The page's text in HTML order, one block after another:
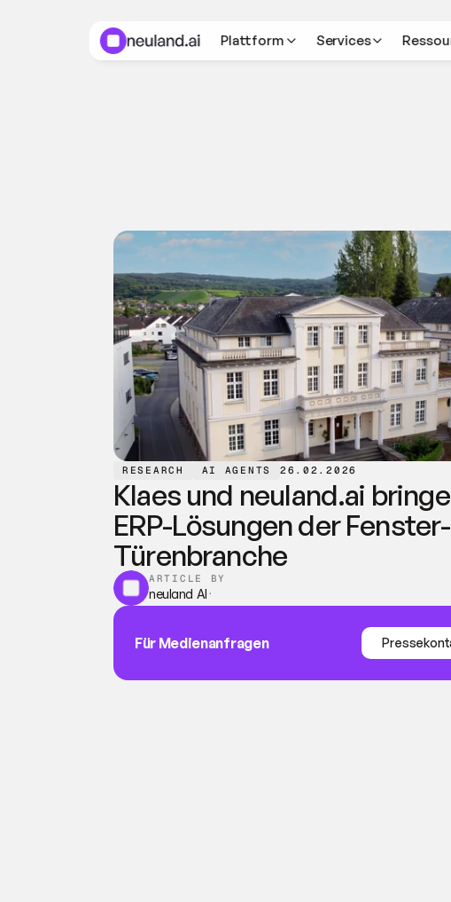
RESEARCH AI AGENTS 26.02.2026
Klaes und neuland.ai
ERP-Lösungen der
Türenbranche
ARTICLE BY
neuland AI ·
Für Medienanfragen
Plattform Services